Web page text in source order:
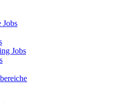
Jobs
Jobs